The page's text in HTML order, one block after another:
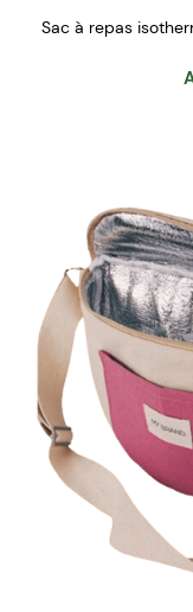
Sac à repas